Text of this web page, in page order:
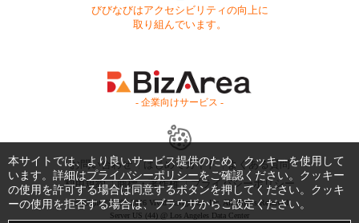
びびなびはアクセシビリティの向上に
取り組んでいます。
- 企業向けサービス -
お問い合わせ はじめてガイド
よくある質問
利用規約
商標・著作権 プライバシーポリシー
Copyright © 1999-2026 Vivid Navigation, Inc. All Rights Reserved.
Server US (44) @ Los Angeles Data Center
本サイトでは、より良いサービス提供のため、クッキーを使用して
います。詳細はプライバシーポリシーをご確認ください。クッキー
の使用を許可する場合は同意するボタンを押してください。クッキ
ーの使用を拒否する場合は、ブラウザからご設定ください。